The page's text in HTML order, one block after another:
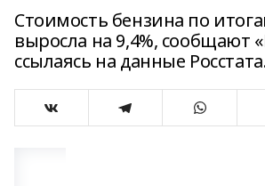
Стоимость бензина по
выросла на 9,4%, сообщают
ссылаясь на данные